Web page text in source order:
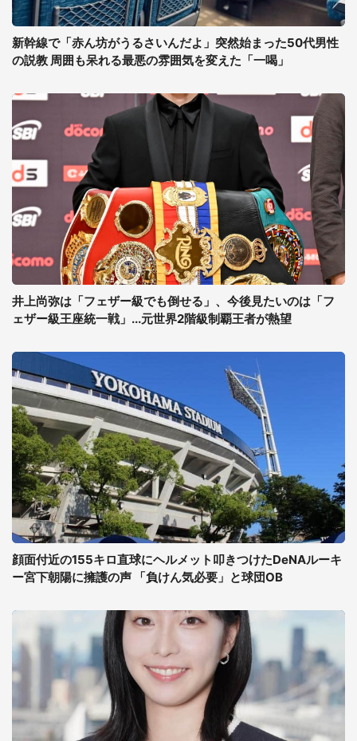
新幹線で「赤ん坊がうるさいんだよ」突然始まった50代男性
の説教 周囲も呆れる最悪の雰囲気を変えた「一喝」
井上尚弥は「フェザー級でも倒せる」、今後見たいのは「フ
ェザー級王座統一戦」...元世界2階級制覇王者が熱望
顔面付近の155キロ直球にヘルメット叩きつけたDeNAルーキ
ー宮下朝陽に擁護の声 「負けん気必要」と球団OB